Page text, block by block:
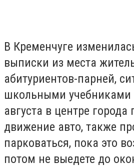
В Кременчуге
выписки из места
абитуриентов-парней,
школьными учебниками
августа в центре города
движение авто, также
парковаться, пока это
потом не выедете до